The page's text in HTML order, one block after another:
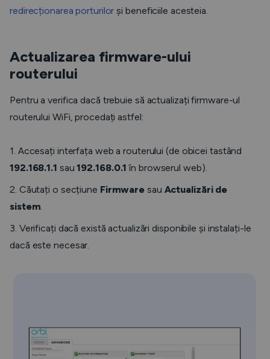
redirecționarea porturilor și beneficiile acesteia.
Actualizarea firmware-ului
routerului
Pentru a verifica dacă trebuie să actualizați firmware-ul
routerului WiFi, procedați astfel:
1. Accesați interfața web a routerului (de obicei tastând
192.168.1.1 sau192.168.0.1 în browserul web).
2. Căutați o secțiune Firmware sau Actualizări de
sistem.
3. Verificați dacă există actualizări disponibile și instalați-le
dacă este necesar.